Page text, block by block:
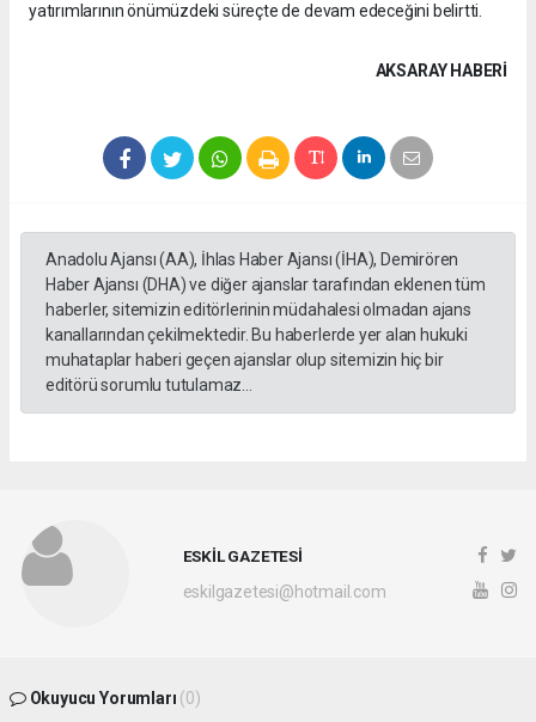
yatırımlarının önümüzdeki süreçte de devam edeceğini belirtti.
AKSARAY HABERİ
Anadolu Ajansı (AA), İhlas Haber Ajansı (İHA), Demirören
Haber Ajansı (DHA) ve diğer ajanslar tarafından eklenen tüm
haberler, sitemizin editörlerinin müdahalesi olmadan ajans
kanallarından çekilmektedir. Bu haberlerde yer alan hukuki
muhataplar haberi geçen ajanslar olup sitemizin hiç bir
editörü sorumlu tutulamaz...
ESKİL GAZETESİ
eskilgazetesi@hotmail.com
Okuyucu Yorumları (0)